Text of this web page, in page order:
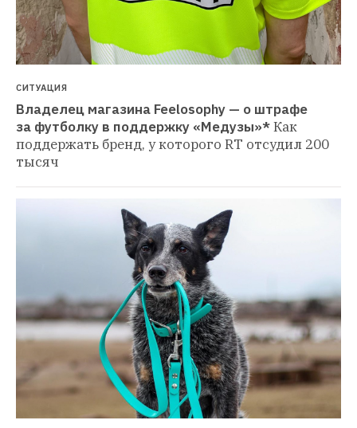
СИТУАЦИЯ
Владелец магазина Feelosophy — о штрафе
за футболку в поддержку «Медузы»*Как
поддержать бренд, у которого RT отсудил 200
тысяч